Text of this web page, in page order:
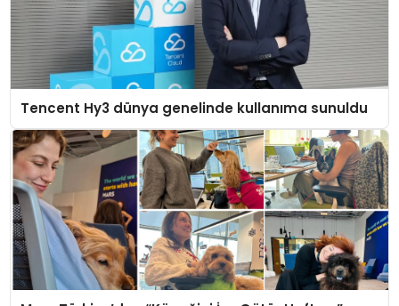
Tencent Hy3 dünya genelinde kullanıma sunuldu